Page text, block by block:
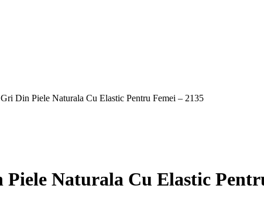
Din Piele Naturala Cu Elastic Pentru Femei – 2135
Naturala Cu Elastic